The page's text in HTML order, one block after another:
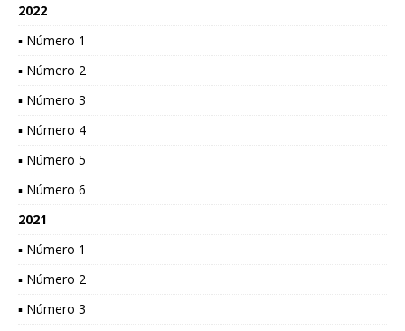
2022
▪ Número 1
▪ Número 2
▪ Número 3
▪ Número 4
▪ Número 5
▪ Número 6
2021
▪ Número 1
▪ Número 2
▪ Número 3